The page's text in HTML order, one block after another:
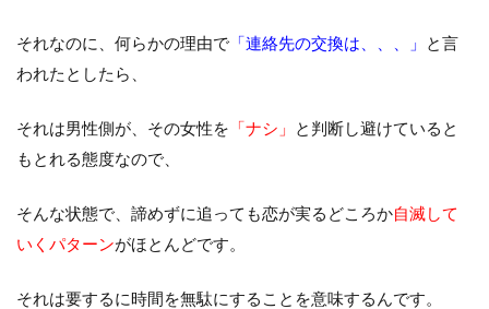
それなのに、何らかの理由で 「連絡先の交換は、、、」
と言
われたとしたら、
それは男性側が、その女性を 「ナシ」
と判断し避けていると
もとれる態度なので、
そんな状態で、諦めずに追っても恋が実るどころか自滅して
いくパターンがほとんどです。
それは要するに時間を無駄にすることを意味するんです。